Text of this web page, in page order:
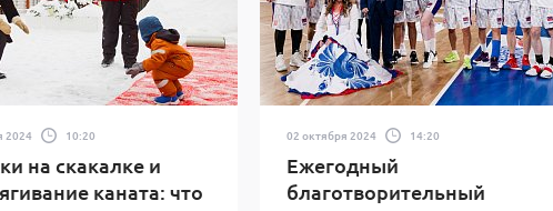
2024 10:20
на скакалке и
каната: что
02 октября 2024 14:20
Ежегодный
благотворительный